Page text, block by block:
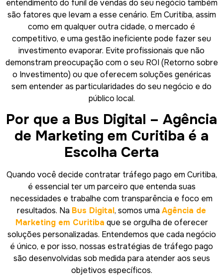
entendimento do funil de vendas do seu negócio também
são fatores que levam a esse cenário. Em Curitiba, assim
como em qualquer outra cidade, o mercado é
competitivo, e uma gestão ineficiente pode fazer seu
investimento evaporar. Evite profissionais que não
demonstram preocupação com o seu ROI (Retorno sobre
o Investimento) ou que oferecem soluções genéricas
sem entender as particularidades do seu negócio e do
público local.
Por que a Bus Digital – Agência
de Marketing em Curitiba é a
Escolha Certa
Quando você decide contratar tráfego pago em Curitiba,
é essencial ter um parceiro que entenda suas
necessidades e trabalhe com transparência e foco em
resultados. Na Bus Digital, somos uma Agência de
Marketing em Curitiba que se orgulha de oferecer
soluções personalizadas. Entendemos que cada negócio
é único, e por isso, nossas estratégias de tráfego pago
são desenvolvidas sob medida para atender aos seus
objetivos específicos.